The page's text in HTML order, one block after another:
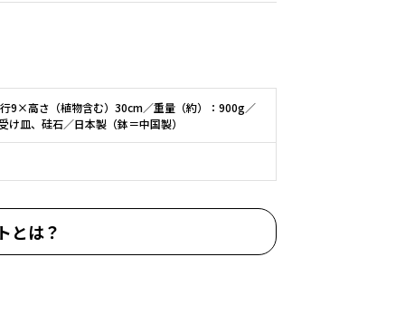
9×高さ（植物含む）30cm／重量（約）：900g／
皿、硅石／日本製（鉢＝中国製）
とは？